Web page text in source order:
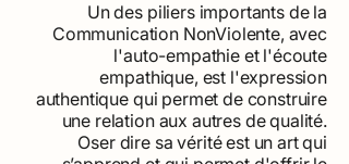
Un des piliers importants de la
Communication NonViolente, avec
l'auto-empathie et l'écoute
empathique, est l'expression
authentique qui permet de construire
une relation aux autres de qualité.
Oser dire sa vérité est un art qui